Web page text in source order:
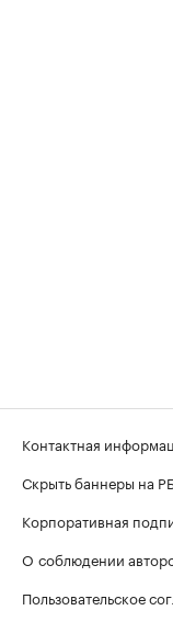
Контактная
Скрыть баннеры на
Корпоративная
О соблюдении
Пользовательское